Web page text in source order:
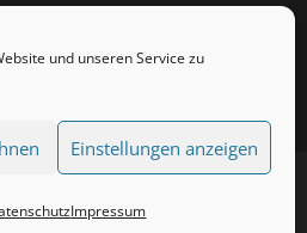
und unseren Service zu
Einstellungen anzeigen
Impressum